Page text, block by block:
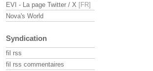
EVI - La page Twitter / X
Nova's World
Syndication
fil rss
fil rss commentaires